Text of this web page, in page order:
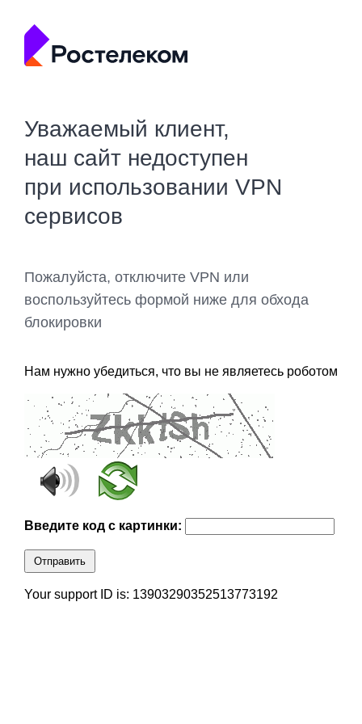
Уважаемый клиент,
наш сайт недоступен
при использовании VPN
сервисов
Пожалуйста, отключите VPN или
воспользуйтесь формой ниже для обхода
блокировки
Нам нужно убедиться, что вы не являетесь роботом
Введите код с картинки:
Отправить
Your support ID is: 13903290352513773192